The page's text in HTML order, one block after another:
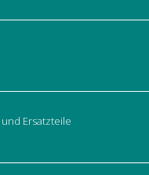
und Ersatzteile